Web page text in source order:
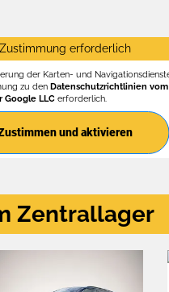
Zustimmung erforderlich
der Karten- und
zu den Datenschutzrichtlinien vom
Google LLCerforderlich.
und aktivieren
Zentrallager